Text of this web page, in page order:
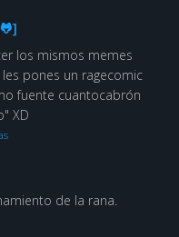
los mismos memes
pones un ragecomic
fuente cuantocabrón
XD
de la rana.